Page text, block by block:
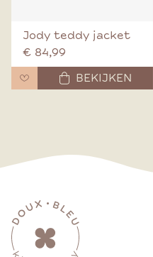
Jody teddy jacket
€ 84,99
BEKIJKEN